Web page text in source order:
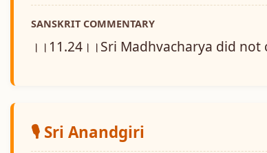
SANSKRIT COMMENTARY
।।11.24।।Sri Madhvacharya did
🎙️ Sri Anandgiri